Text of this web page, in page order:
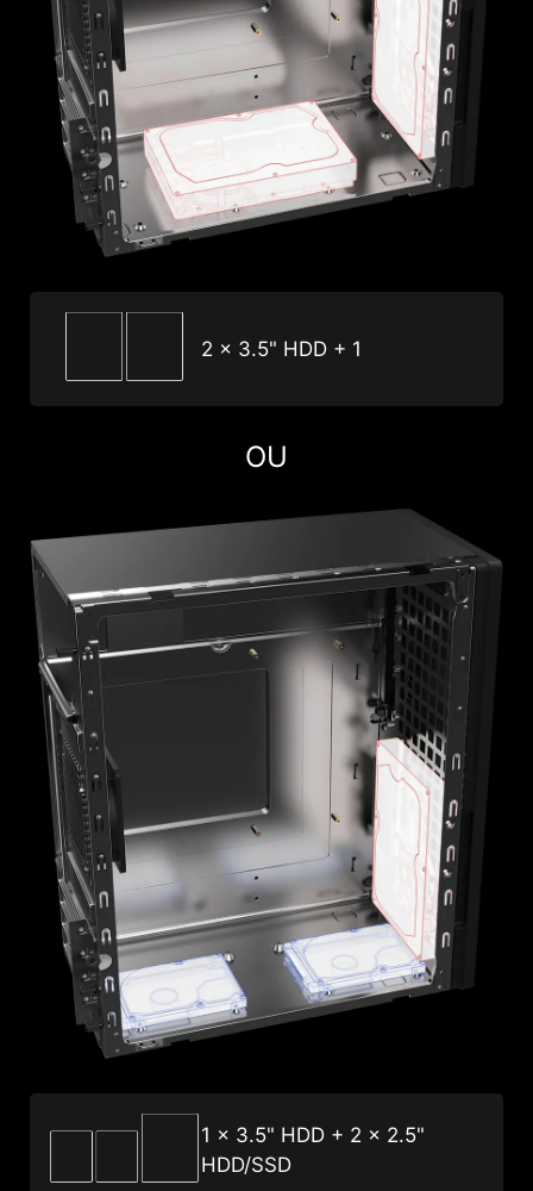
2 x 3.5" HDD + 1
OU
1 x 3.5" HDD + 2 x 2.5"
HDD/SSD